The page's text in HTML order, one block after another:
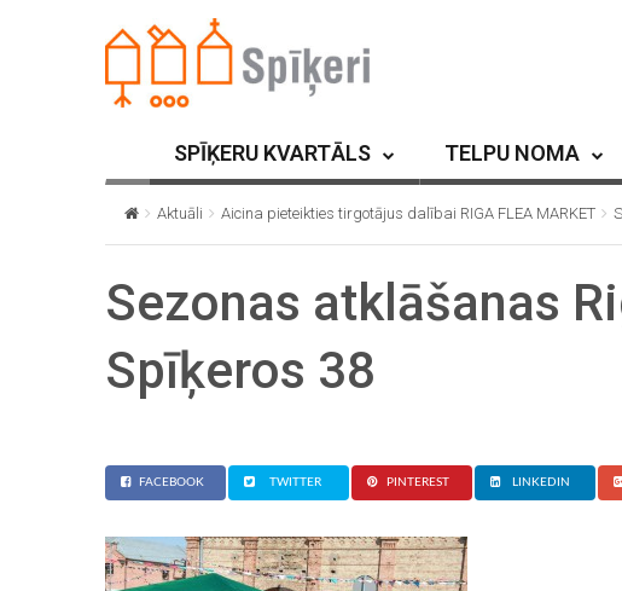
SPĪĶERU KVARTĀLS TELPU NOMA
Aktuāli Aicina pieteikties tirgotājus dalībai RIGA FLEA MARKET
Sezonas atklāšanas
Spīķeros 38
FACEBOOK TWITTER PINTEREST LINKEDIN